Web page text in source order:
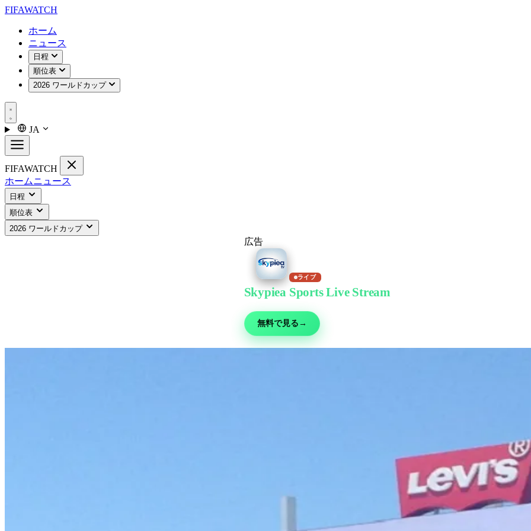
FIFAWATCH
ホーム
ニュース
日程
順位表
2026 ワールドカップ
JA
FIFAWATCH
ホームニュース
日程
順位表
2026 ワールドカップ
広告
ライブ
Skypiea Sports Live Stream
無料で見る →